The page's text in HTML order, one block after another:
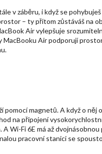
v záběru, i když se
– ty přitom zůstáváš na
Air vylepšuje
MacBooku Air podporují
pomocí magnetů. A když o
na připojení
Wi-Fi 6E má až
pracovní stanici se